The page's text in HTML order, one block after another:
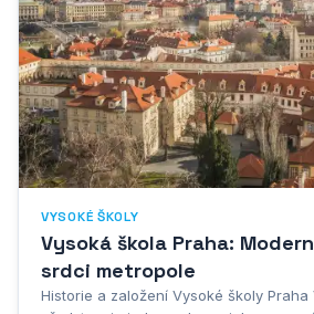
VYSOKÉ ŠKOLY
Vysoká škola Praha:
srdci metropole
Historie a založení Vysoké školy Praha